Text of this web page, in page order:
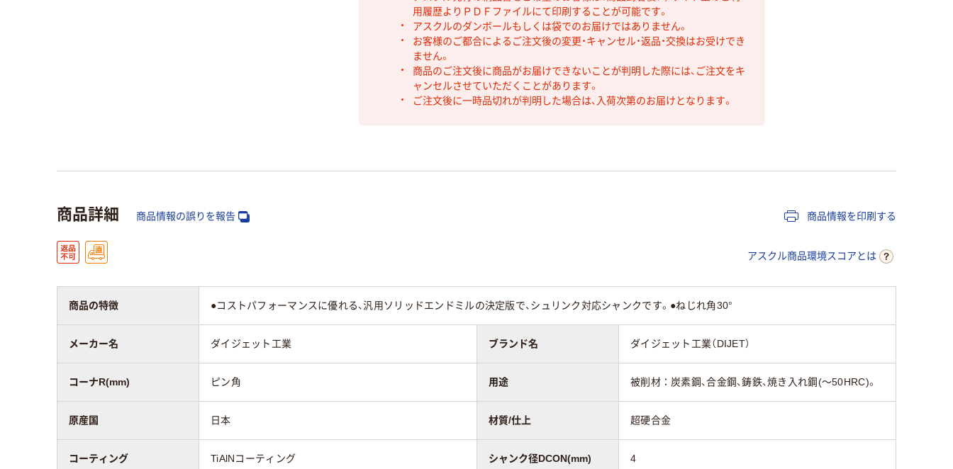
用履歴よりＰＤＦファイルにて印刷することが可能です。
アスクルのダンボールもしくは袋でのお届けではありません。
お客様のご都合によるご注文後の変更・キャンセル・返品・交換はお受けでき
ません。
商品のご注文後に商品がお届けできないことが判明した際には、ご注文をキ
ャンセルさせていただくことがあります。
ご注文後に一時品切れが判明した場合は、入荷次第のお届けとなります。
商品詳細 商品情報の誤りを報告 商品情報を印刷する
アスクル商品環境スコアとは
商品の特徴 ●コストパフォーマンスに優れる、汎用ソリッドエンドミルの決定版で、シュリンク対応シャンクです。●ねじれ角30°
メーカー名 ダイジェット工業 ブランド名 ダイジェット工業（DIJET）
コーナR(mm) ピン角 用途 被削材：炭素鋼、合金鋼、鋳鉄、焼き入れ鋼(～50HRC)。
原産国 日本 材質/仕上 超硬合金
コーティング TiAlNコーティング シャンク径DCON(mm) 4